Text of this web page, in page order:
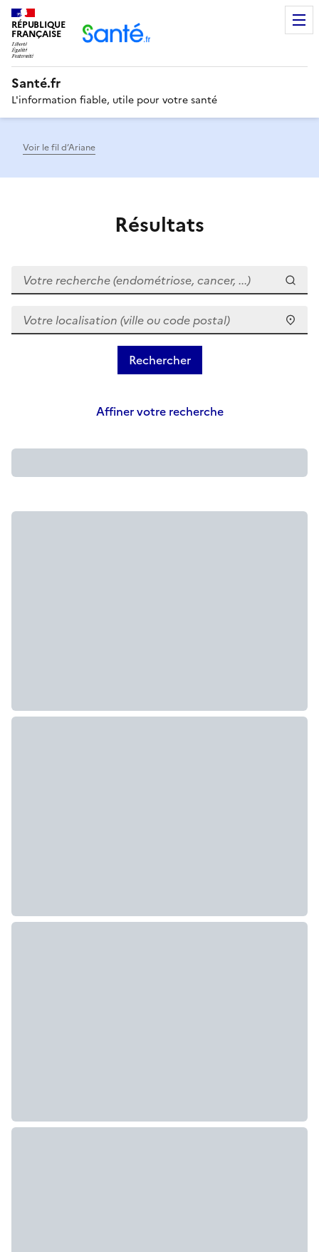
RÉPUBLIQUE
FRANÇAISE
Santé.fr
L'information fiable, utile pour votre santé
Voir le fil d’Ariane
Résultats
Votre recherche (endométriose, cancer, ...)
Votre localisation (ville ou code postal)
Affiner votre recherche